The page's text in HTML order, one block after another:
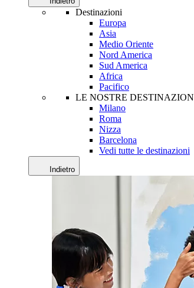
Destinazioni
Europa
Asia
Medio Oriente
Nord America
Sud America
Africa
Pacifico
LE NOSTRE
Milano
Roma
Nizza
Barcelona
Vedi tutte le destinazioni
Indietro